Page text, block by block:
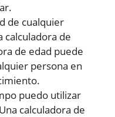
de cualquier
calculadora de
de edad puede
persona en
puedo utilizar
calculadora de